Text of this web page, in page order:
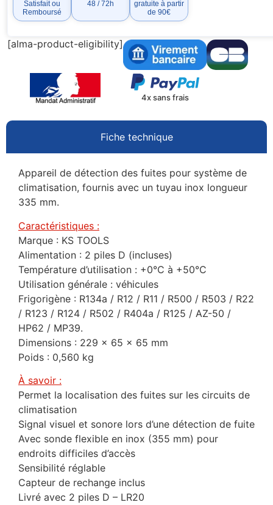
Satisfait ou
Remboursé
48 / 72h
gratuite à partir
de 90€
[alma-product-eligibility]
4x sans frais
Fiche technique
Appareil de détection des fuites pour système de
climatisation, fournis avec un tuyau inox longueur
335 mm.
Caractéristiques :
Marque : KS TOOLS
Alimentation : 2 piles D (incluses)
Température d’utilisation : +0°C à +50°C
Utilisation générale : véhicules
Frigorigène : R134a / R12 / R11 / R500 / R503 / R22
/ R123 / R124 / R502 / R404a / R125 / AZ-50 /
HP62 / MP39.
Dimensions : 229 x 65 x 65 mm
Poids : 0,560 kg
À savoir :
Permet la localisation des fuites sur les circuits de
climatisation
Signal visuel et sonore lors d’une détection de fuite
Avec sonde flexible en inox (355 mm) pour
endroits difficiles d’accès
Sensibilité réglable
Capteur de rechange inclus
Livré avec 2 piles D – LR20